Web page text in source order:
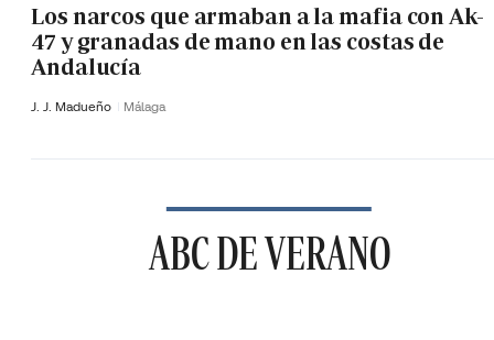
Los narcos que armaban a la mafia con Ak-
47 y granadas de mano en las costas de
Andalucía
J. J. Madueño Málaga
ABC DE VERANO